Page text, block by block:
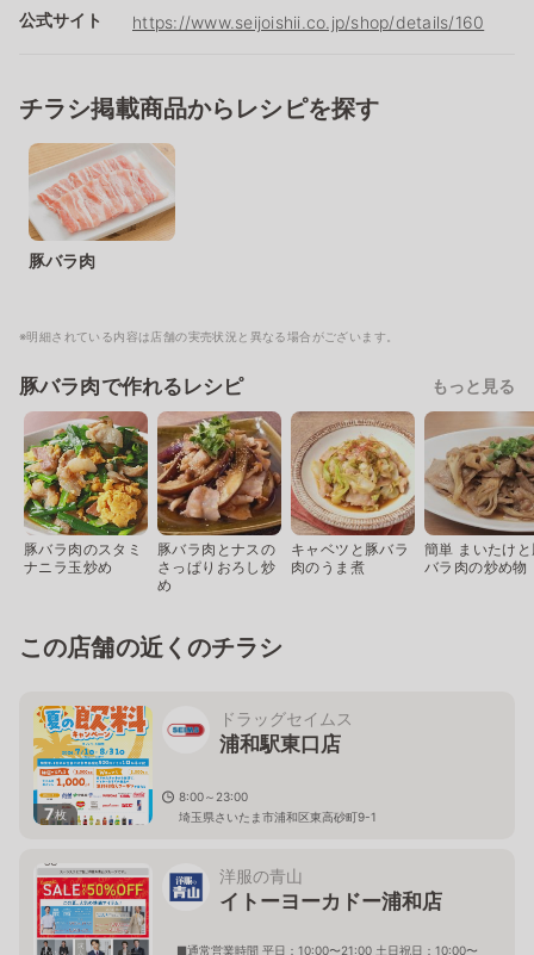
公式サイト https://www.seijoishii.co.jp/shop/details/160
チラシ掲載商品からレシピを探す
豚バラ肉
※明細されている内容は店舗の実売状況と異なる場合がございます。
豚バラ肉で作れるレシピ もっと見る
豚バラ肉のスタミ
ナニラ玉炒め
豚バラ肉とナスの
さっぱりおろし炒
め
キャベツと豚バラ
肉のうま煮
簡単 まいたけ
バラ肉の炒め物
この店舗の近くのチラシ
7枚
ドラッグセイムス
浦和駅東口店
8:00～23:00
埼玉県さいたま市浦和区東高砂町9-1
洋服の青山
イトーヨーカドー浦和店
■通常営業時間 平日：10:00〜21:00 土日祝日：10:00〜